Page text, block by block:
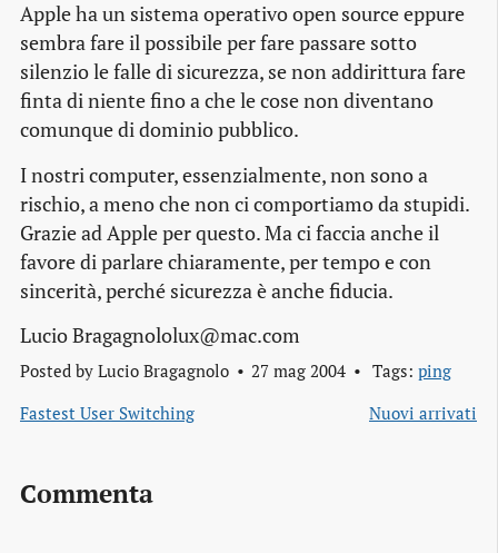
Apple ha un sistema operativo open source eppure
sembra fare il possibile per fare passare sotto
silenzio le falle di sicurezza, se non addirittura fare
finta di niente fino a che le cose non diventano
comunque di dominio pubblico.
I nostri computer, essenzialmente, non sono a
rischio, a meno che non ci comportiamo da stupidi.
Grazie ad Apple per questo. Ma ci faccia anche il
favore di parlare chiaramente, per tempo e con
sincerità, perché sicurezza è anche fiducia.
Lucio Bragagnololux@mac.com
Posted by Lucio Bragagnolo 27 mag 2004 Tags: ping
Fastest User Switching
Nuovi arrivati
Commenta